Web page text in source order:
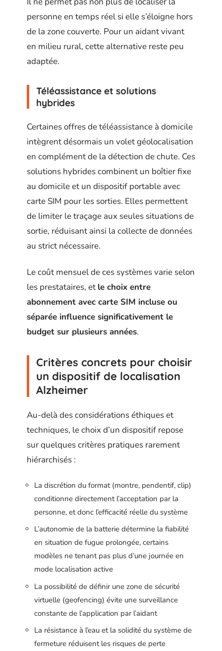
personne en temps réel si elle s’éloigne hors
de la zone couverte. Pour un aidant vivant
en milieu rural, cette alternative reste peu
adaptée.
Téléassistance et solutions
hybrides
Certaines offres de téléassistance à domicile
intègrent désormais un volet géolocalisation
en complément de la détection de chute. Ces
solutions hybrides combinent un boîtier fixe
au domicile et un dispositif portable avec
carte SIM pour les sorties. Elles permettent
de limiter le traçage aux seules situations de
sortie, réduisant ainsi la collecte de données
au strict nécessaire.
Le coût mensuel de ces systèmes varie selon
les prestataires, et le choix entre
abonnement avec carte SIM incluse ou
séparée influence significativement le
budget sur plusieurs années.
Critères concrets pour choisir
un dispositif de localisation
Alzheimer
Au-delà des considérations éthiques et
techniques, le choix d’un dispositif repose
sur quelques critères pratiques rarement
hiérarchisés :
La discrétion du format (montre, pendentif, clip)
conditionne directement l’acceptation par la
personne, et donc l’efficacité réelle du système
L’autonomie de la batterie détermine la fiabilité
en situation de fugue prolongée, certains
modèles ne tenant pas plus d’une journée en
mode localisation active
La possibilité de définir une zone de sécurité
virtuelle (geofencing) évite une surveillance
constante de l’application par l’aidant
La résistance à l’eau et la solidité du système de
fermeture réduisent les risques de perte